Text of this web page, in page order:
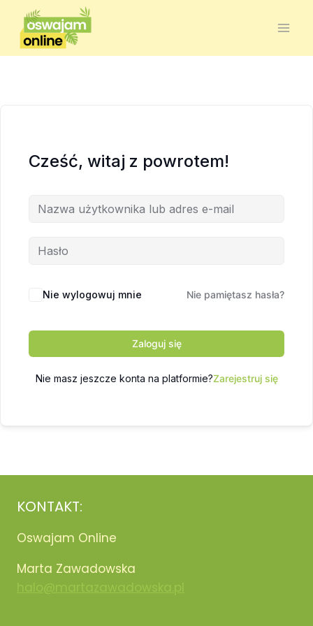
Cześć, witaj z powrotem!
Nie wylogowuj mnie Nie pamiętasz hasła?
Zaloguj się
Nie masz jeszcze konta na platformie?Zarejestruj się
KONTAKT:
Oswajam Online
Marta Zawadowska